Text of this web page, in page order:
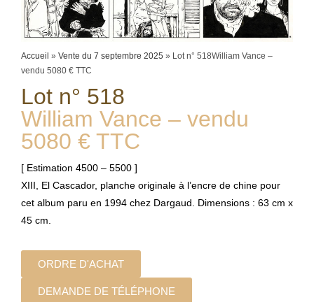
Accueil » Vente du 7 septembre 2025 » Lot n° 518William Vance –
vendu 5080 € TTC
Lot n° 518
William Vance – vendu
5080 € TTC
[ Estimation 4500 – 5500 ]
XIII, El Cascador, planche originale à l’encre de chine pour
cet album paru en 1994 chez Dargaud. Dimensions : 63 cm x
45 cm.
ORDRE D'ACHAT
DEMANDE DE TÉLÉPHONE